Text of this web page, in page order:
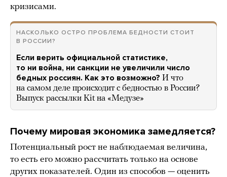
кризисами.
НАСКОЛЬКО ОСТРО ПРОБЛЕМА БЕДНОСТИ СТОИТ
В РОССИИ?
Если верить официальной статистике,
то ни война, ни санкции не увеличили число
бедных россиян. Как это возможно? И что
на самом деле происходит с бедностью в России?
Выпуск рассылки Kit на «Медузе»
Почему мировая экономика замедляется?
Потенциальный рост не наблюдаемая величина,
то есть его можно рассчитать только на основе
других показателей. Один из способов — оценить